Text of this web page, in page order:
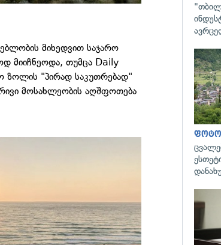
მიხედვით საჯარო
მიიჩნეოდა, თუმცა Daily
ზოლის "პირად საკუთრებად"
მოსახლეობის აღშფოთება